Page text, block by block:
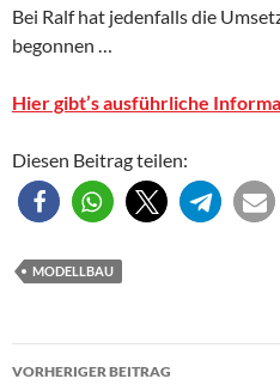
Bei Ralf hat jedenfalls die
begonnen …
Hier gibt’s ausführliche
Diesen Beitrag teilen:
MODELLBAU
Beitragsnavigation
VORHERIGER BEITRAG